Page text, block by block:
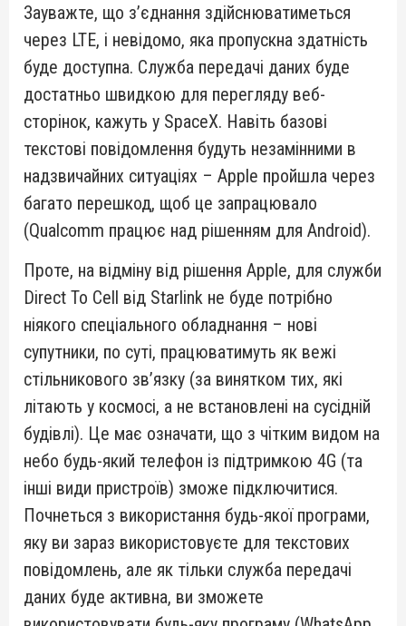
Зауважте, що з’єднання здійснюватиметься
через LTE, і невідомо, яка пропускна здатність
буде доступна. Служба передачі даних буде
достатньо швидкою для перегляду веб-
сторінок, кажуть у SpaceX. Навіть базові
текстові повідомлення будуть незамінними в
надзвичайних ситуаціях – Apple пройшла через
багато перешкод, щоб це запрацювало
(Qualcomm працює над рішенням для Android).
Проте, на відміну від рішення Apple, для служби
Direct To Cell від Starlink не буде потрібно
ніякого спеціального обладнання – нові
супутники, по суті, працюватимуть як вежі
стільникового зв’язку (за винятком тих, які
літають у космосі, а не встановлені на сусідній
будівлі). Це має означати, що з чітким видом на
небо будь-який телефон із підтримкою 4G (та
інші види пристроїв) зможе підключитися.
Почнеться з використання будь-якої програми,
яку ви зараз використовуєте для текстових
повідомлень, але як тільки служба передачі
даних буде активна, ви зможете